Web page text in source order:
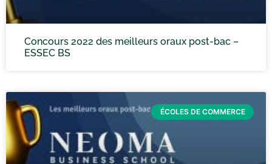
Concours 2022 des meilleurs oraux post-bac –
ESSEC BS
ÉCOLES DE COMMERCE